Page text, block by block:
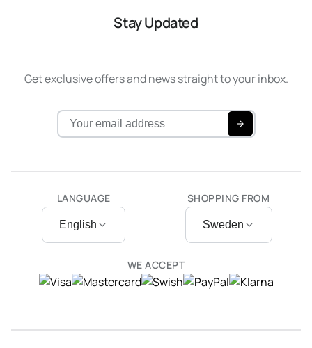
Stay Updated
Get exclusive offers and news straight to your inbox.
LANGUAGE
English
WE ACCEPT
SHOPPING FROM
Sweden